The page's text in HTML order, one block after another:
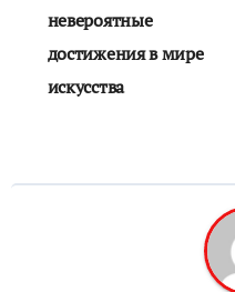
невероятные
достижения в мире
искусства